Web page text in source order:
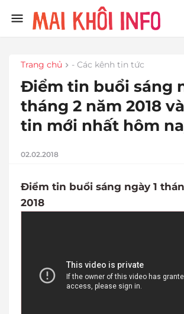
Trang chủ - Các kênh tin tức
Điểm tin buổi sáng
tháng 2 năm 2018
tin mới nhất hôm
02.02.2018
Điểm tin buổi sáng ngày 1
2018